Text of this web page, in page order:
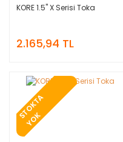
KORE 1.5'' X Serisi Toka
2.165,94 TL
S
T
O
K
T
A
Y
O
K